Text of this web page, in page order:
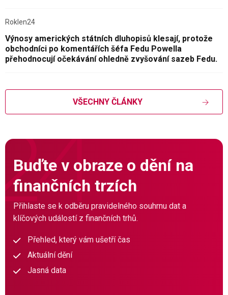
Roklen24
Výnosy amerických státních dluhopisů klesají, protože
obchodníci po komentářích šéfa Fedu Powella
přehodnocují očekávání ohledně zvyšování sazeb Fedu.
VŠECHNY ČLÁNKY
Buďte v obraze o dění na
finančních trzích
Přihlaste se k odběru pravidelného souhrnu dat a
klíčových událostí z finančních trhů.
Přehled, který vám ušetří čas
Aktuální dění
Jasná data